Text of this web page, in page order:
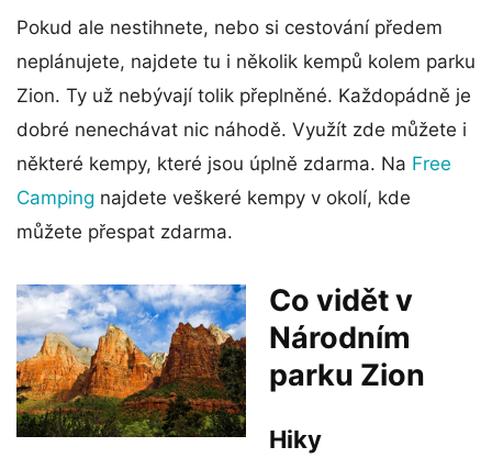
Pokud ale nestihnete, nebo si cestování předem
neplánujete, najdete tu i několik kempů kolem parku
Zion. Ty už nebývají tolik přeplněné. Každopádně je
dobré nenechávat nic náhodě. Využít zde můžete i
některé kempy, které jsou úplně zdarma. Na Free
Camping najdete veškeré kempy v okolí, kde
můžete přespat zdarma.
Co vidět v
Národním
parku Zion
Hiky